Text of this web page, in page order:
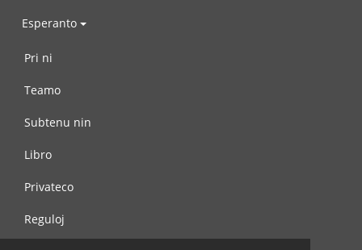
Esperanto
Pri ni
Teamo
Subtenu nin
Libro
Privateco
Reguloj